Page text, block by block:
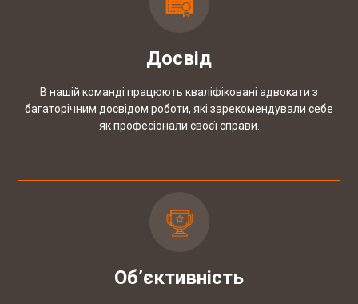
Досвід
В нашій команді працюють кваліфіковані адвокати з
багаторічним досвідом роботи, які зарекомендували себе
як професіонали своєї справи.
Об’єктивність